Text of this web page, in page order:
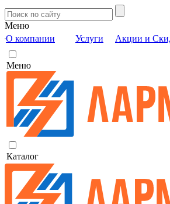
Меню
О компании
Услуги Акции и
Меню
Каталог